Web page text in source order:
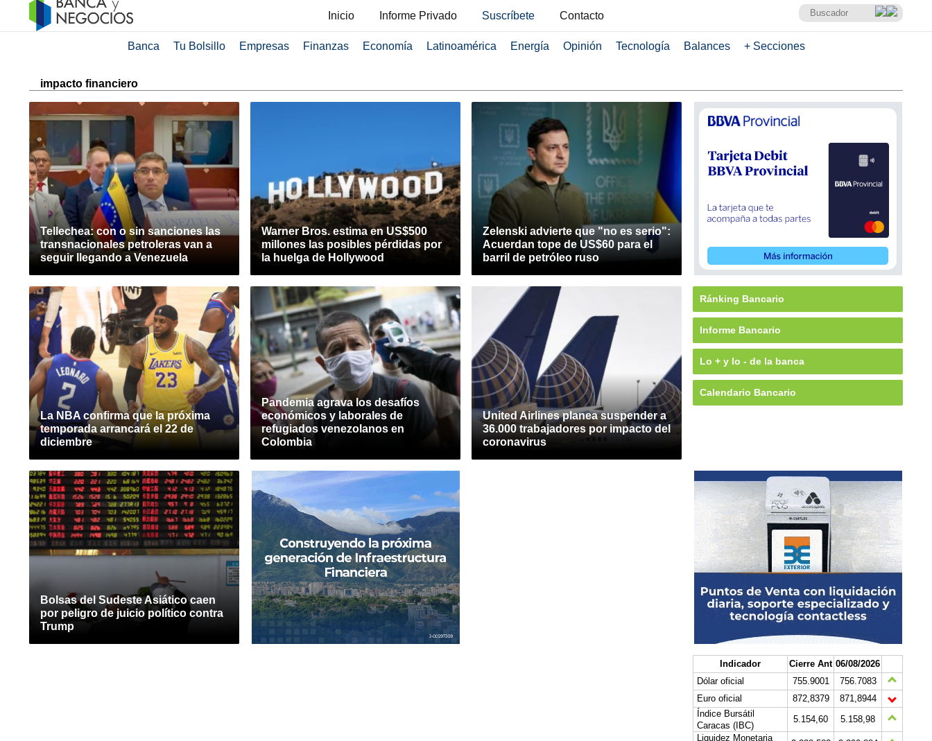
Inicio Informe Privado Suscríbete Contacto
Banca Tu Bolsillo Empresas Finanzas Economía Latinoamérica Energía Opinión Tecnología Balances + Secciones
impacto financiero
Tellechea: con o sin sanciones las
transnacionales petroleras van a
seguir llegando a Venezuela
Warner Bros. estima en US$500
millones las posibles pérdidas por
la huelga de Hollywood
Zelenski advierte que "no es serio":
Acuerdan tope de US$60 para el
barril de petróleo ruso
La NBA confirma que la próxima
temporada arrancará el 22 de
diciembre
Pandemia agrava los desafíos
económicos y laborales de
refugiados venezolanos en
Colombia
United Airlines planea suspender a
36.000 trabajadores por impacto del
coronavirus
Bolsas del Sudeste Asiático caen
por peligro de juicio político contra
Trump
Ránking Bancario
Informe Bancario
Lo + y lo - de la banca
Calendario Bancario
Indicador Cierre Ant 06/08/2026
Dólar oficial
755.9001
756.7083
Euro oficial
872,8379
871,8944
Índice Bursátil
Caracas (IBC)
5.154,60
5.158,98
Liquidez Monetaria